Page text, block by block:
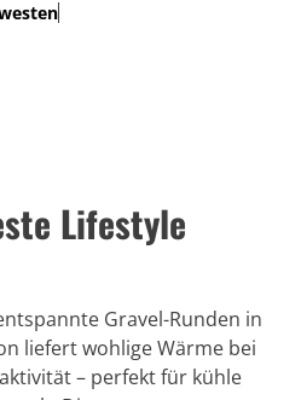
Lifestyle
Gravel-Runden in
liefert wohlige Wärme bei
– perfekt für kühle